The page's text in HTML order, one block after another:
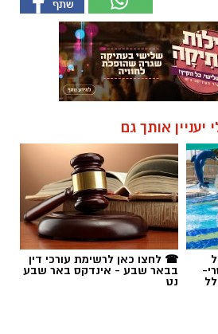
יעניין אותך גם
☎ לחצו כאן לרשימת עורכי דין
בבאר שבע - אינדקס באר שבע
נט